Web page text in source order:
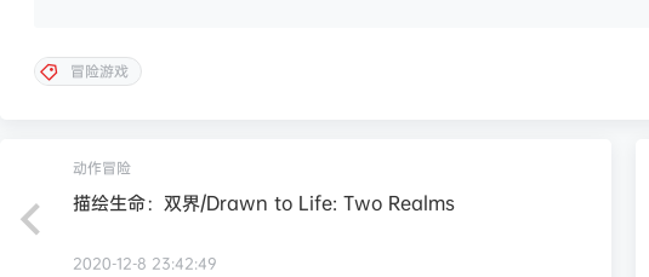
冒险游戏
动作冒险
描绘生命：双界/Drawn to Life: Two Realms
2020-12-8 23:42:49